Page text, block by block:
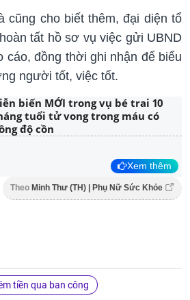
cũng cho biết thêm, đại diện tổ
tất hồ sơ vụ việc gửi UBND
cáo, đồng thời ghi nhận để biểu
người tốt, việc tốt.
biến MỚI trong vụ bé trai 10
tuổi tử vong trong máu có
độ cồn
Xem thêm
Theo Minh Thư (TH) | Phụ Nữ Sức Khỏe
tiền qua ban công